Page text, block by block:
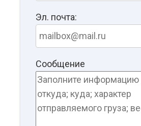
Эл. почта:
Сообщение